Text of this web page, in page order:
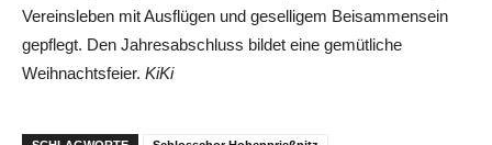
Vereinsleben mit Ausflügen und geselligem Beisammensein
gepflegt. Den Jahresabschluss bildet eine gemütliche
Weihnachtsfeier. KiKi